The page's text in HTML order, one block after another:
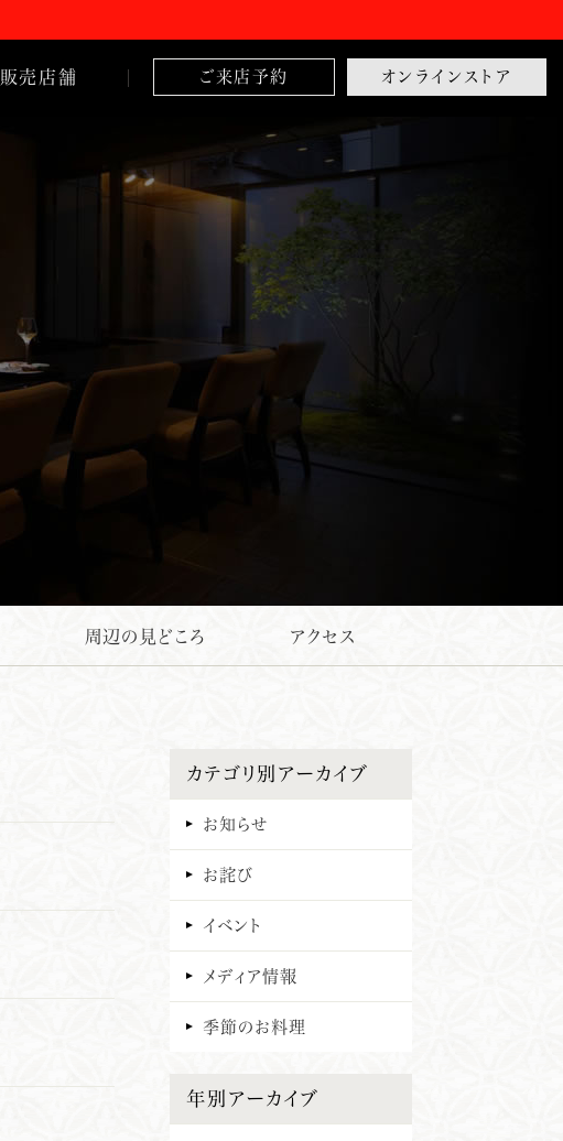
販売店舗 ご来店予約 オンラインストア
周辺の見どころ アクセス
カテゴリ別アーカイブ
お知らせ
お詫び
イベント
メディア情報
季節のお料理
年別アーカイブ